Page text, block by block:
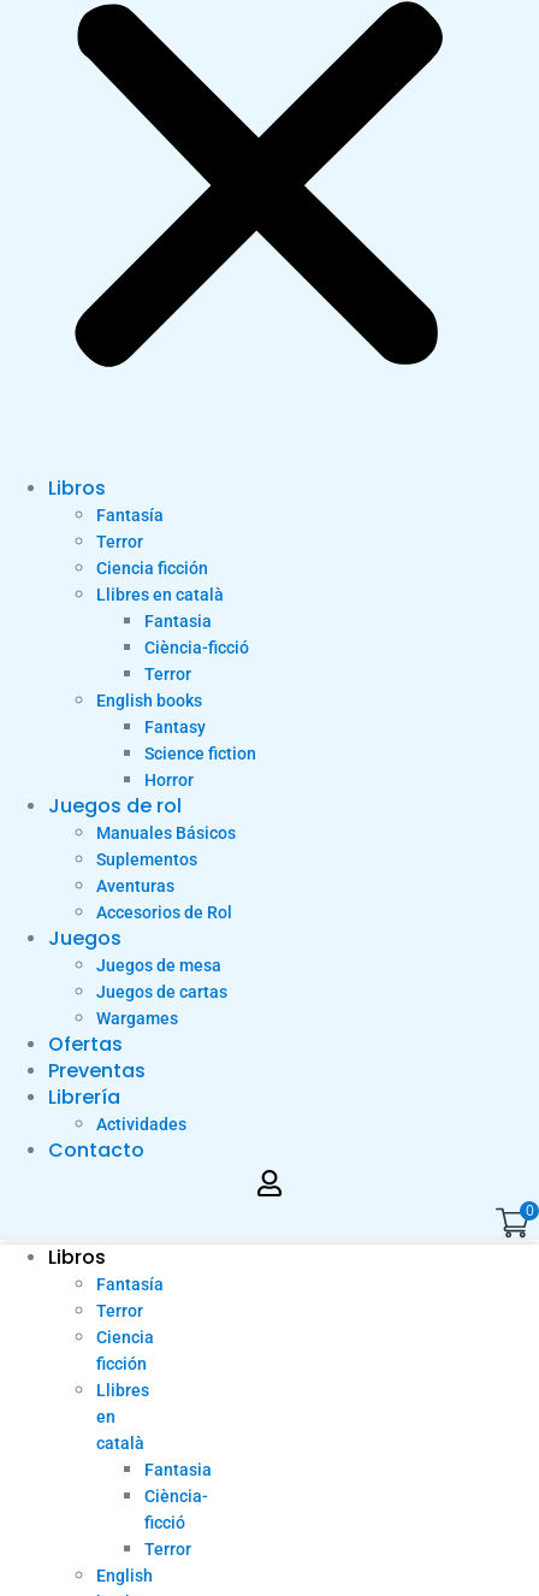
Libros
Fantasía
Terror
Ciencia ficción
Llibres en català
Fantasia
Ciència-ficció
Terror
English books
Fantasy
Science fiction
Horror
Juegos de rol
Manuales Básicos
Suplementos
Aventuras
Accesorios de Rol
Juegos
Juegos de mesa
Juegos de cartas
Wargames
Ofertas
Preventas
Librería
Actividades
Contacto
0
Libros
Fantasía
Terror
Ciencia
ficción
Llibres
en
català
Fantasia
Ciència-
ficció
Terror
English